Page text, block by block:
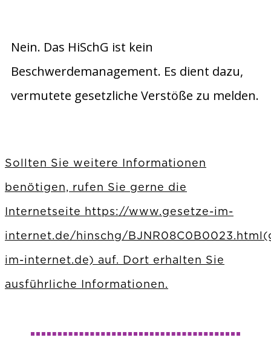
Nein. Das HiSchG ist kein
Beschwerdemanagement. Es dient dazu,
vermutete gesetzliche Verstöße zu melden.
Sollten Sie weitere Informationen
benötigen, rufen Sie gerne die
Internetseite https://www.gesetze-im-
internet.de/hinschg/
im-internet.de) auf. Dort erhalten Sie
ausführliche Informationen.